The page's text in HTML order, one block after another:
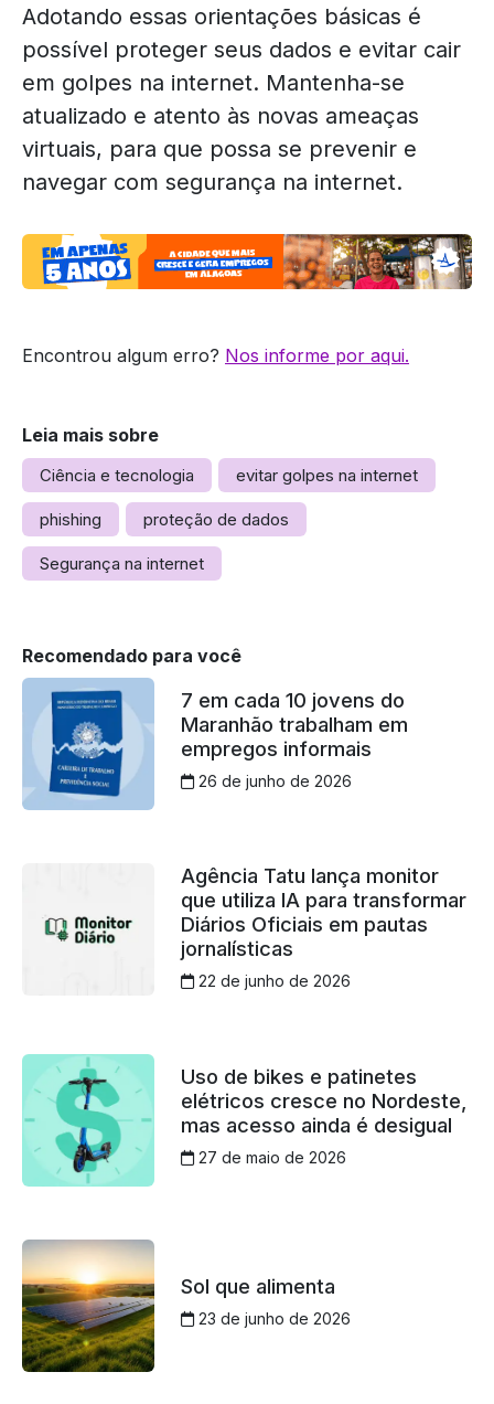
Adotando essas orientações básicas é
possível proteger seus dados e evitar cair
em golpes na internet. Mantenha-se
atualizado e atento às novas ameaças
virtuais, para que possa se prevenir e
navegar com segurança na internet.
Encontrou algum erro? Nos informe por aqui.
Leia mais sobre
Ciência e tecnologia evitar golpes na internet
phishing proteção de dados
Segurança na internet
Recomendado para você
7 em cada 10 jovens do
Maranhão trabalham em
empregos informais
26 de junho de 2026
Agência Tatu lança monitor
que utiliza IA para transformar
Diários Oficiais em pautas
jornalísticas
22 de junho de 2026
Uso de bikes e patinetes
elétricos cresce no Nordeste,
mas acesso ainda é desigual
27 de maio de 2026
Sol que alimenta
23 de junho de 2026